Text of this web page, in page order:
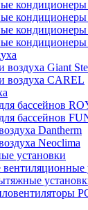
кондиционеры
кондиционеры
воздуха Giant
воздуха CAREL
бассейнов
бассейнов
Dantherm
Neoclima
установки